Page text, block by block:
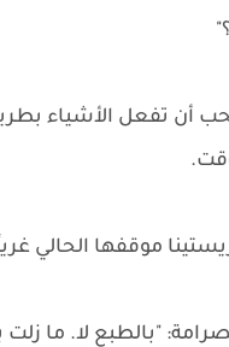
أن تفعل الأشياء
موقفها الحالي
"بالطبع لا. ما زلت